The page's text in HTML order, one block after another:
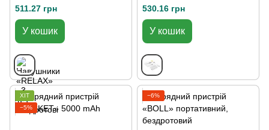
511.27 грн
У кошик
530.16 грн
У кошик
ХІТ
−5%
−6%